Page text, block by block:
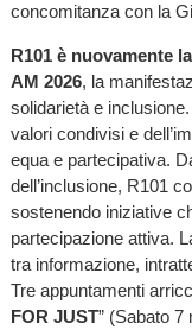
concomitanza con la
R101 è nuovamente
AM 2026, la
solidarietà e
valori condivisi e
equa e partecipativa.
dell’inclusione, R101
sostenendo iniziative
partecipazione attiva.
tra informazione,
Tre appuntamenti
FOR JUST” (Sabato 7